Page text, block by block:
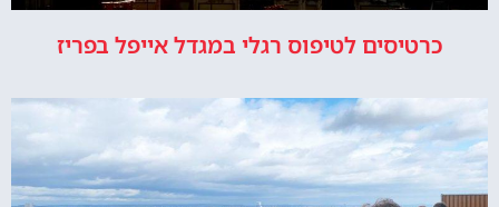
כרטיסים לטיפוס רגלי במגדל אייפל בפריז